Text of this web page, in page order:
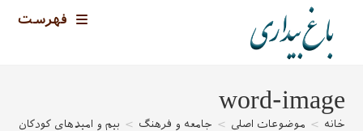
فهرست
word-image
خانه > موضوعات اصلی > جامعه و فرهنگ > بیم و امیدهای کودکان